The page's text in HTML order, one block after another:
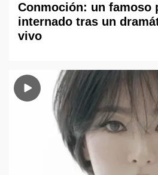
Conmoción: un famoso
internado tras un
vivo